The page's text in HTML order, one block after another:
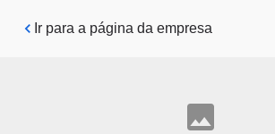
Pular para o conteúdo principal
Ir para a página da empresa